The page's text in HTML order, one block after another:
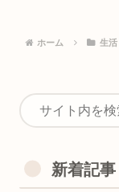
ホーム 生活
新着記事